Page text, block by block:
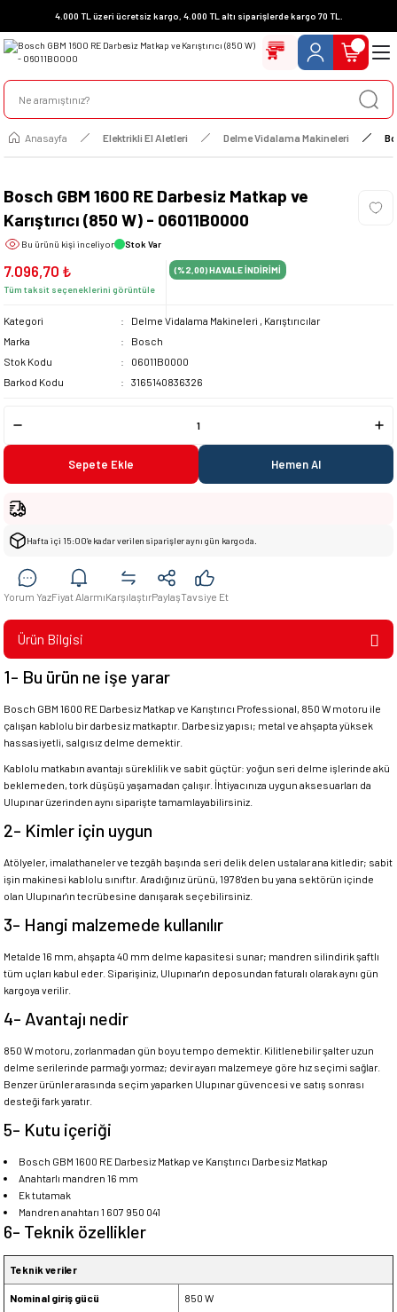
4.000 TL üzeri ücretsiz kargo, 4.000 TL altı siparişlerde kargo 70 TL.
Anasayfa Elektrikli El Aletleri Delme Vidalama Makineleri
Bosch GBM 1600 RE Darbesiz Matkap ve
Karıştırıcı (850 W) - 06011B0000
Bu ürünü kişi inceliyor Stok Var
7.096,70 ₺
Tüm taksit seçeneklerini görüntüle
(%2,00)HAVALE İNDİRİMİ
Kategori Delme Vidalama Makineleri , Karıştırıcılar
Marka
Bosch
Stok Kodu
06011B0000
Barkod Kodu
3165140836326
Sepete Ekle Hemen Al
Hafta içi 15:00’e kadar verilen siparişler aynı gün kargoda.
Yorum YazFiyat AlarmıKarşılaştırPaylaşTavsiye Et
Ürün Bilgisi
1- Bu ürün ne işe yarar
Bosch GBM 1600 RE Darbesiz Matkap ve Karıştırıcı Professional, 850 W motoru ile
çalışan kablolu bir darbesiz matkaptır. Darbesiz yapısı; metal ve ahşapta yüksek
hassasiyetli, salgısız delme demektir.
Kablolu matkabın avantajı süreklilik ve sabit güçtür: yoğun seri delme işlerinde akü
beklemeden, tork düşüşü yaşamadan çalışır. İhtiyacınıza uygun aksesuarları da
Ulupınar üzerinden aynı siparişte tamamlayabilirsiniz.
2- Kimler için uygun
Atölyeler, imalathaneler ve tezgâh başında seri delik delen ustalar ana kitledir; sabit
işin makinesi kablolu sınıftır. Aradığınız ürünü, 1978'den bu yana sektörün içinde
olan Ulupınar'ın tecrübesine danışarak seçebilirsiniz.
3- Hangi malzemede kullanılır
Metalde 16 mm, ahşapta 40 mm delme kapasitesi sunar; mandren silindirik şaftlı
tüm uçları kabul eder. Siparişiniz, Ulupınar'ın deposundan faturalı olarak aynı gün
kargoya verilir.
4- Avantajı nedir
850 W motoru, zorlanmadan gün boyu tempo demektir. Kilitlenebilir şalter uzun
delme serilerinde parmağı yormaz; devir ayarı malzemeye göre hız seçimi sağlar.
Benzer ürünler arasında seçim yaparken Ulupınar güvencesi ve satış sonrası
desteği fark yaratır.
5- Kutu içeriği
Bosch GBM 1600 RE Darbesiz Matkap ve Karıştırıcı Darbesiz Matkap
Anahtarlı mandren 16 mm
Ek tutamak
Mandren anahtarı 1 607 950 041
6- Teknik özellikler
Teknik veriler
Nominal giriş gücü 850 W